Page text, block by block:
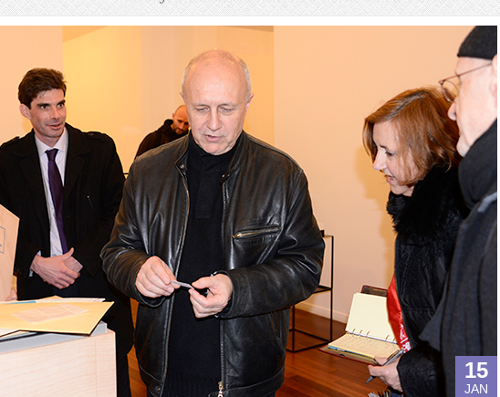
15
JAN